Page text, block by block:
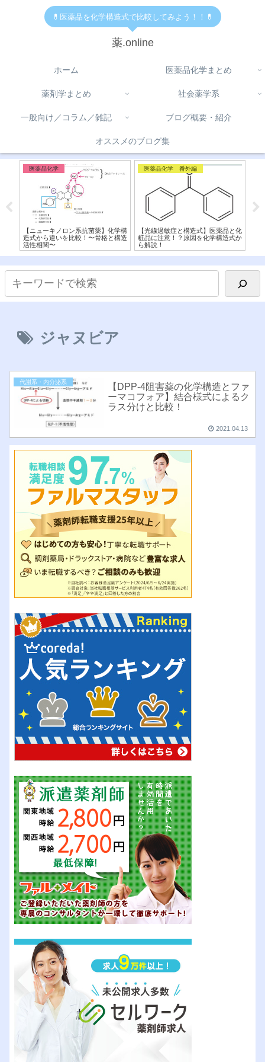
💊医薬品を化学構造式で比較してみよう！！💊
薬.online
ホーム 医薬品化学まとめ
薬剤学まとめ 社会薬学系
一般向け／コラム／雑記 ブログ概要・紹介
オススメのブログ集
医薬品化学
【ニューキノロン系抗菌薬】化学構
造式から違いを比較！〜骨格と構造
活性相関〜
医薬品化学 番外編
【光線過敏症と構造式】医薬品と化
粧品に注意！？原因を化学構造式か
ら解説！
ジャヌビア
代謝系・内分泌系
【DPP-4阻害薬の化学構造とファ
ーマコフォア】結合様式によるク
ラス分けと比較！
2021.04.13